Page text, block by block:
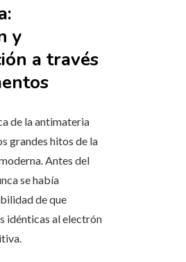
y
a través
de la antimateria
grandes hitos de la
Antes del
se había
de que
idénticas al electrón